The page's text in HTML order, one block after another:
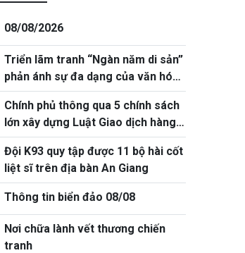
08/08/2026
Triển lãm tranh “Ngàn năm di sản”
phản ánh sự đa dạng của văn hóa
Việt Nam
Chính phủ thông qua 5 chính sách
lớn xây dựng Luật Giao dịch hàng
hóa phái sinh
Đội K93 quy tập được 11 bộ hài cốt
liệt sĩ trên địa bàn An Giang
Thông tin biển đảo 08/08
Nơi chữa lành vết thương chiến
tranh